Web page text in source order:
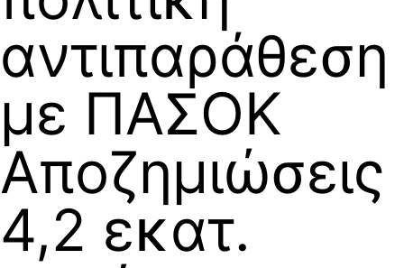
αντιπαράθεση
με ΠΑΣΟΚ
Αποζημιώσεις
4,2 εκατ.